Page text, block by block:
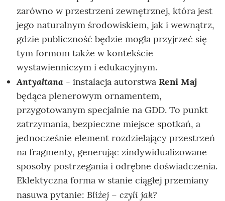
zarówno w przestrzeni zewnętrznej, która jest
jego naturalnym środowiskiem, jak i wewnątrz,
gdzie publiczność będzie mogła przyjrzeć się
tym formom także w kontekście
wystawienniczym i edukacyjnym.
Antyaltana - instalacja autorstwa Reni Maj
będąca plenerowym ornamentem,
przygotowanym specjalnie na GDD. To punkt
zatrzymania, bezpieczne miejsce spotkań, a
jednocześnie element rozdzielający przestrzeń
na fragmenty, generując zindywidualizowane
sposoby postrzegania i odrębne doświadczenia.
Eklektyczna forma w stanie ciągłej przemiany
nasuwa pytanie: Bliżej – czyli jak?